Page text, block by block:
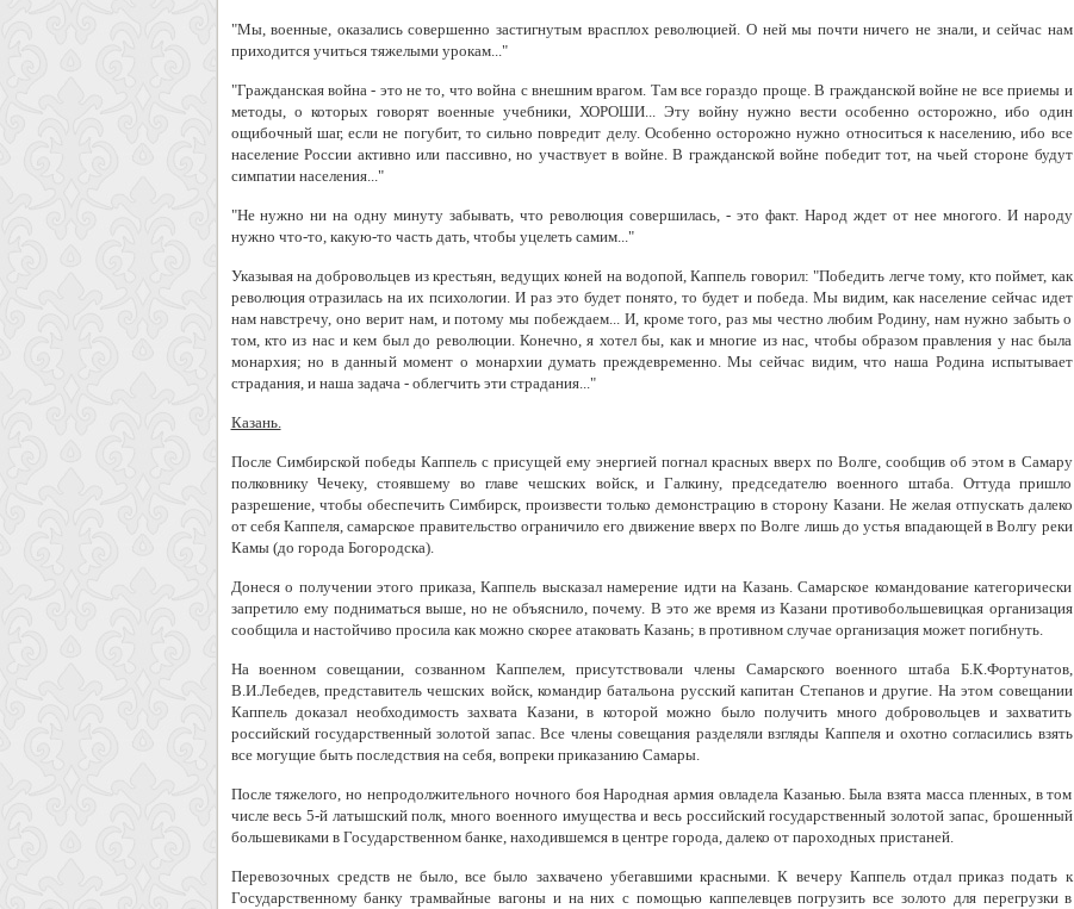
"Мы, военные, оказались совершенно застигнутым врасплох революцией. О ней мы почти ничего не знали, и сейчас нам
приходится учиться тяжелыми урокам..."
"Гражданская война - это не то, что война с внешним врагом. Там все гораздо проще. В гражданской войне не все приемы и
методы, о которых говорят военные учебники, ХОРОШИ... Эту войну нужно вести особенно осторожно, ибо один
ощибочный шаг, если не погубит, то сильно повредит делу. Особенно осторожно нужно относиться к населению, ибо все
население России активно или пассивно, но участвует в войне. В гражданской войне победит тот, на чьей стороне будут
симпатии населения..."
"Не нужно ни на одну минуту забывать, что революция совершилась, - это факт. Народ ждет от нее многого. И народу
нужно что-то, какую-то часть дать, чтобы уцелеть самим..."
Указывая на добровольцев из крестьян, ведущих коней на водопой, Каппель говорил: "Победить легче тому, кто поймет, как
революция отразилась на их психологии. И раз это будет понято, то будет и победа. Мы видим, как население сейчас идет
нам навстречу, оно верит нам, и потому мы побеждаем... И, кроме того, раз мы честно любим Родину, нам нужно забыть о
том, кто из нас и кем был до революции. Конечно, я хотел бы, как и многие из нас, чтобы образом правления у нас была
монархия; но в данный момент о монархии думать преждевременно. Мы сейчас видим, что наша Родина испытывает
страдания, и наша задача - облегчить эти страдания..."
Казань.
После Симбирской победы Каппель с присущей ему энергией погнал красных вверх по Волге, сообщив об этом в Самару
полковнику Чечеку, стоявшему во главе чешских войск, и Галкину, председателю военного штаба. Оттуда пришло
разрешение, чтобы обеспечить Симбирск, произвести только демонстрацию в сторону Казани. Не желая отпускать далеко
от себя Каппеля, самарское правительство ограничило его движение вверх по Волге лишь до устья впадающей в Волгу реки
Камы (до города Богородска).
Донеся о получении этого приказа, Каппель высказал намерение идти на Казань. Самарское командование категорически
запретило ему подниматься выше, но не объяснило, почему. В это же время из Казани противобольшевицкая организация
сообщила и настойчиво просила как можно скорее атаковать Казань; в противном случае организация может погибнуть.
На военном совещании, созванном Каппелем, присутствовали члены Самарского военного штаба Б.К.Фортунатов,
В.И.Лебедев, представитель чешских войск, командир батальона русский капитан Степанов и другие. На этом совещании
Каппель доказал необходимость захвата Казани, в которой можно было получить много добровольцев и захватить
российский государственный золотой запас. Все члены совещания разделяли взгляды Каппеля и охотно согласились взять
все могущие быть последствия на себя, вопреки приказанию Самары.
После тяжелого, но непродолжительного ночного боя Народная армия овладела Казанью. Была взята масса пленных, в том
числе весь 5-й латышский полк, много военного имущества и весь российский государственный золотой запас, брошенный
большевиками в Государственном банке, находившемся в центре города, далеко от пароходных пристаней.
Перевозочных средств не было, все было захвачено убегавшими красными. К вечеру Каппель отдал приказ подать к
Государственному банку трамвайные вагоны и на них с помощью каппелевцев погрузить все золото для перегрузки в